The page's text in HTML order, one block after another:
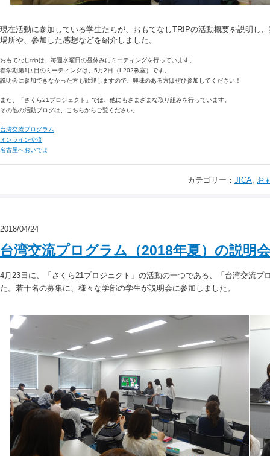
現在活動に参加している学生たちが、おもてなしTRIPの活動概要を説明し
場所や、参加した感想などを紹介しました。
おもてなしtripは、毎週水曜日の昼休みにミーティングを行っています。
春学期第1回目のミーティングは、5月2日（L202教室）です。
説明会に参加できなかった方も歓迎しますので、興味のある方はぜひ参加してください！
また、「さくら21プロジェクト」では、他にもさまざまな取り組みを行っています。
その他の活動ブログは、こちらからご覧ください。
台湾交流プログラム
オンライン交流
名古屋へおいでよ
カテゴリー： JICA, お
2018/04/24
台湾交流プログラム（2018年夏）の説明
4月23日に、「さくら21プロジェクト」の活動の一つである、「台湾交流プ
た。若干名の募集に、様々な学部の学生が説明会に参加しました。